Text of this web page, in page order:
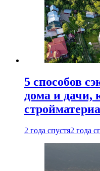
5 способов
дома и дачи,
2 года спустя2 года